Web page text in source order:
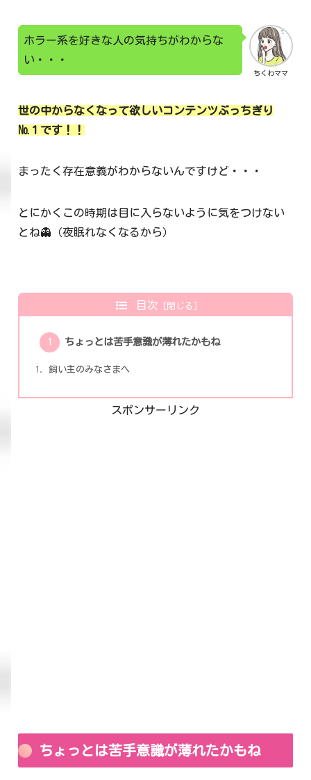
ちくわママ
ホラー系を好きな人の気持ちがわからな
い・・・
世の中からなくなって欲しいコンテンツぶっちぎり
№１です！！
まったく存在意義がわからないんですけど・・・
とにかくこの時期は目に入らないように気をつけない
とね👻（夜眠れなくなるから）
目次
ちょっとは苦手意識が薄れたかもね
飼い主のみなさまへ
スポンサーリンク
ちょっとは苦手意識が薄れたかもね